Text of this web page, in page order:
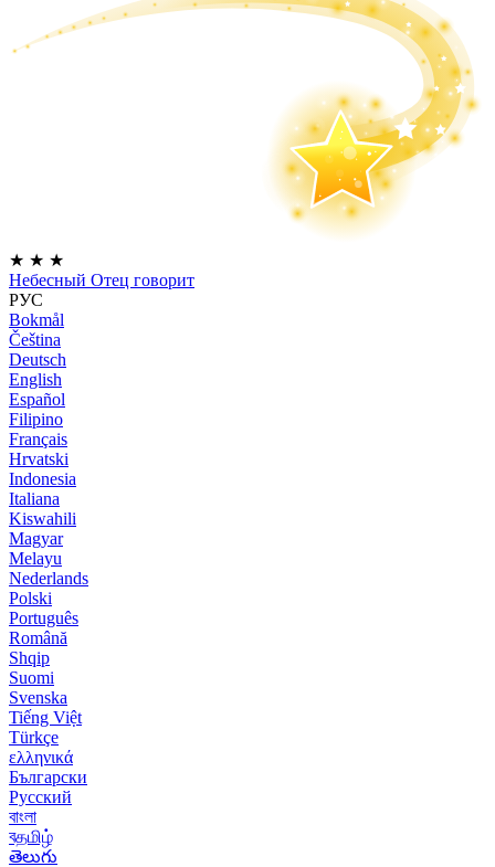
★ ★ ★
Небесный Отец говорит
РУС
Bokmål
Čeština
Deutsch
English
Español
Filipino
Français
Hrvatski
Indonesia
Italiana
Kiswahili
Magyar
Melayu
Nederlands
Polski
Português
Română
Shqip
Suomi
Svenska
Tiếng Việt
Türkçe
ελληνικά
Български
Русский
বাংলা
বதமிழ்
తెలుగు